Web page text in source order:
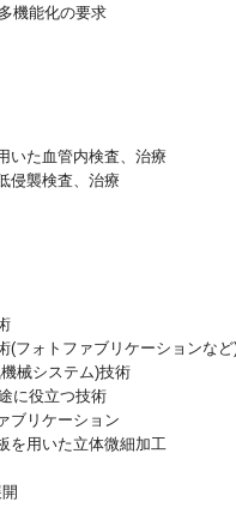
機能化の要求
た血管内検査、治療
襲検査、治療
ォトファブリケーションなど
械システム)技術
に役立つ技術
リケーション
用いた立体微細加工